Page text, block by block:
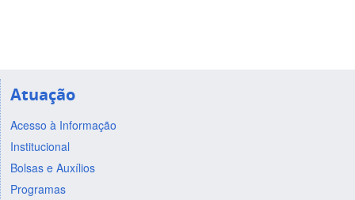
Atuação
Acesso à Informação
Institucional
Bolsas e Auxílios
Programas